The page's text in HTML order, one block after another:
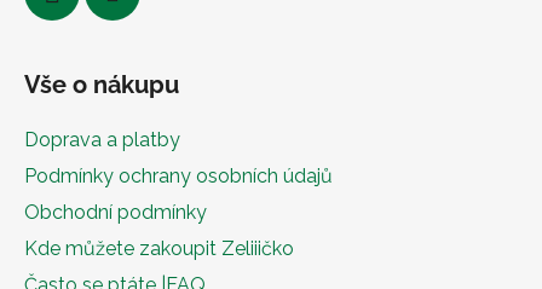
Vše o nákupu
Doprava a platby
Podmínky ochrany osobních údajů
Obchodní podmínky
Kde můžete zakoupit Zeliiičko